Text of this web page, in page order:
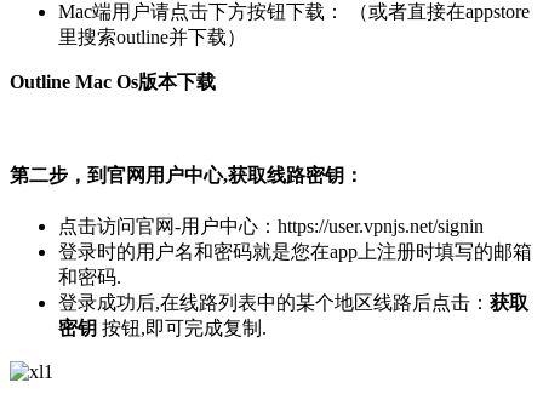
Mac端用户请点击下方按钮下载： （或者直接在appstore
里搜索outline并下载）
Outline Mac Os版本下载
第二步，到官网用户中心,获取线路密钥：
点击访问官网-用户中心：https://user.vpnjs.net/signin
登录时的用户名和密码就是您在app上注册时填写的邮箱
和密码.
登录成功后,在线路列表中的某个地区线路后点击： 获取
密钥 按钮,即可完成复制.